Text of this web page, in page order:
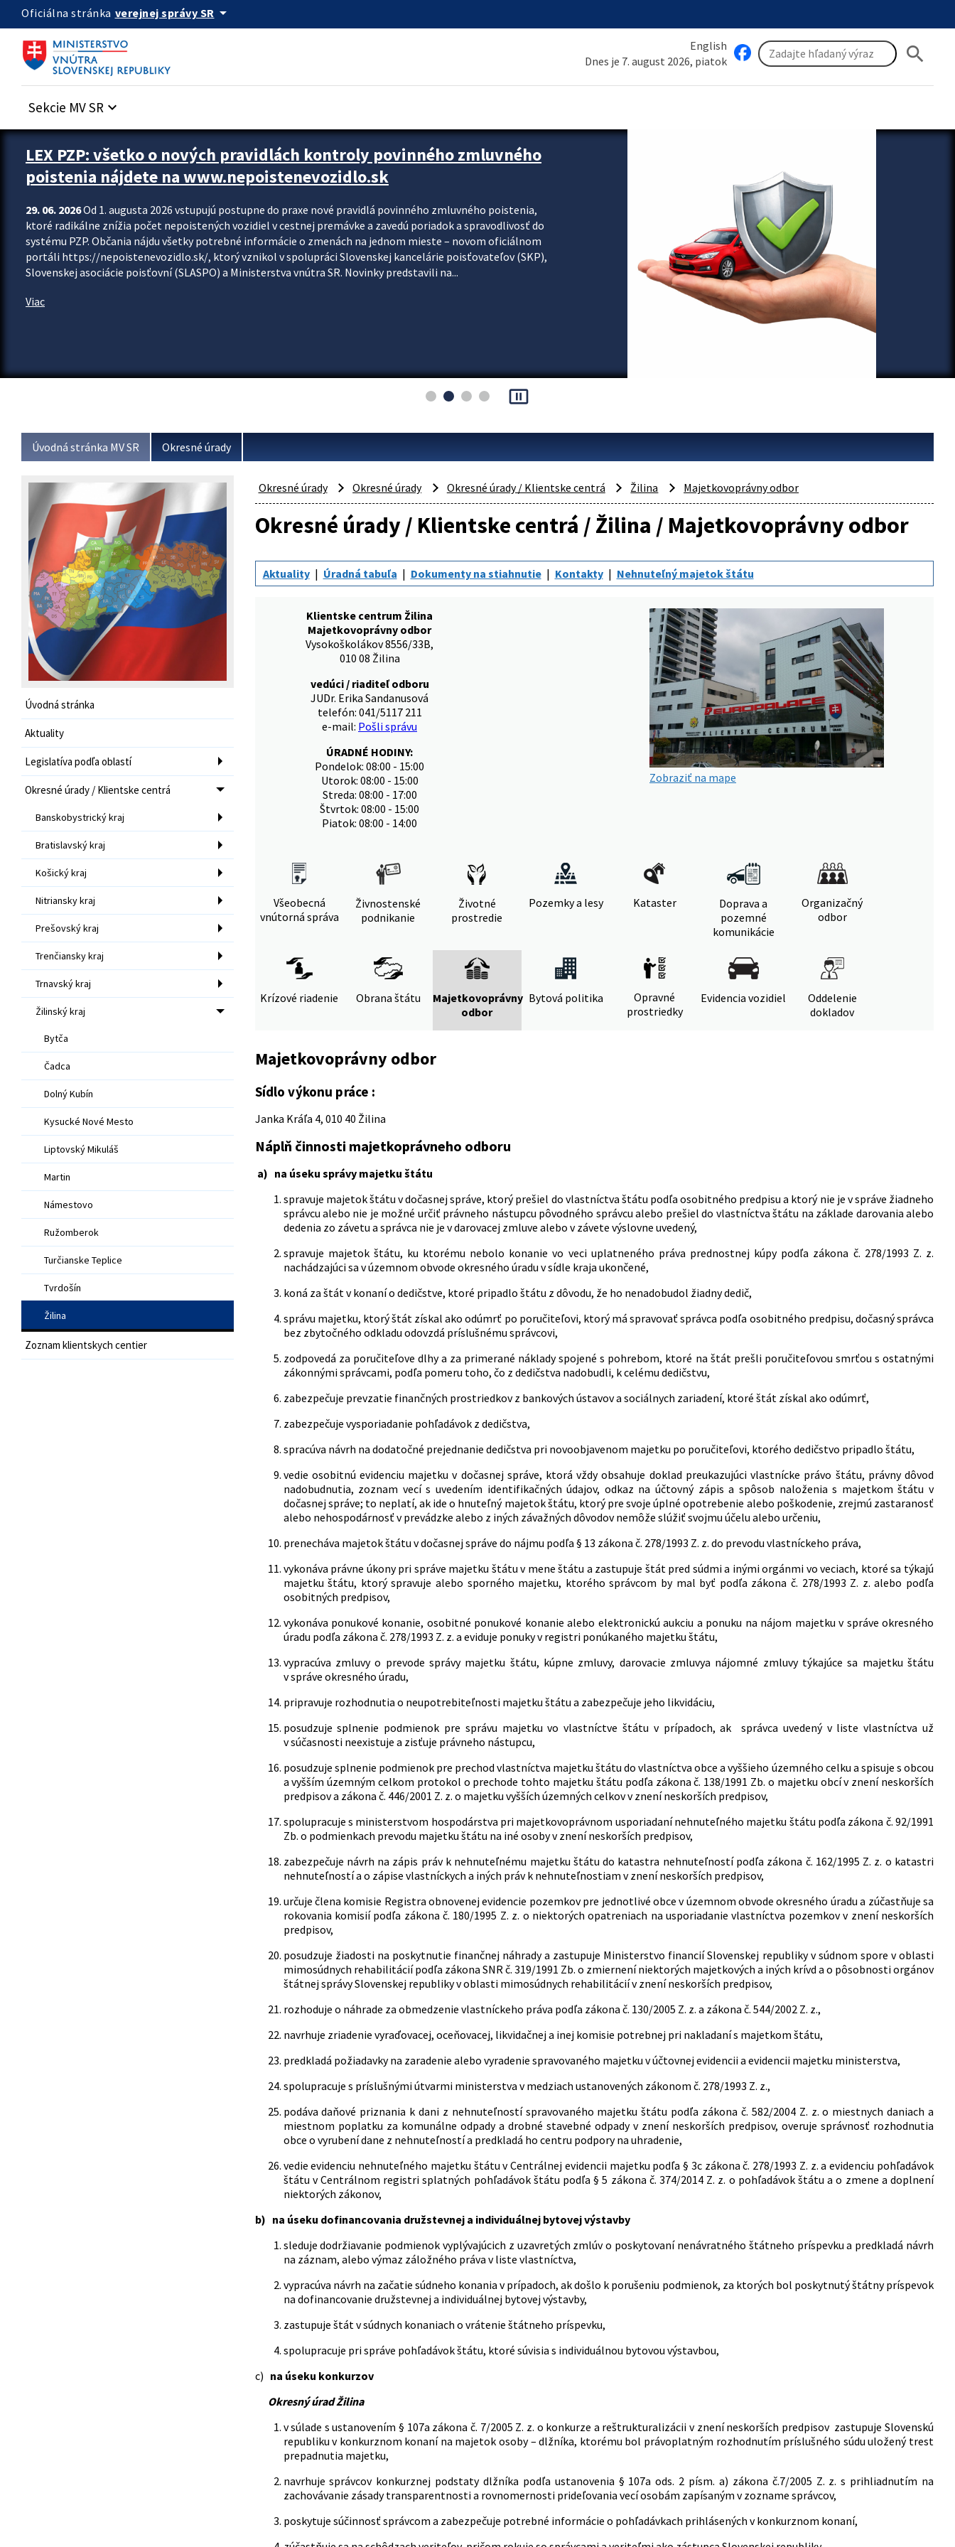
Preskocit na hlavný obsah
Oficiálna stránka verejnej správy SR arrow_drop_down
English
Dnes je 7. august 2026, piatok
search
Sekcie MV SR keyboard_arrow_down
Zastavit automatický posun upútavok
LEX PZP: všetko o nových pravidlách kontroly povinného zmluvného
poistenia nájdete na www.nepoistenevozidlo.sk
29. 06. 2026Od 1. augusta 2026 vstupujú postupne do praxe nové pravidlá povinného zmluvného poistenia,
ktoré radikálne znížia počet nepoistených vozidiel v cestnej premávke a zavedú poriadok a spravodlivosť do
systému PZP. Občania nájdu všetky potrebné informácie o zmenách na jednom mieste – novom oficiálnom
portáli https://nepoistenevozidlo.sk/, ktorý vznikol v spolupráci Slovenskej kancelárie poisťovateľov (SKP),
Slovenskej asociácie poisťovní (SLASPO) a Ministerstva vnútra SR. Novinky predstavili na...
Viac
pause_presentation
Úvodná stránka MV SR Okresné úrady
Úvodná stránka
Aktuality
Legislatíva podľa oblastí
Okresné úrady / Klientske centrá
Banskobystrický kraj
Bratislavský kraj
Košický kraj
Nitriansky kraj
Prešovský kraj
Trenčiansky kraj
Trnavský kraj
Žilinský kraj
Bytča
Čadca
Dolný Kubín
Kysucké Nové Mesto
Liptovský Mikuláš
Martin
Námestovo
Ružomberok
Turčianske Teplice
Tvrdošín
Žilina
Zoznam klientskych centier
Okresné úrady Okresné úrady Okresné úrady / Klientske centrá Žilina Majetkovoprávny odbor
Okresné úrady / Klientske centrá / Žilina / Majetkovoprávny odbor
Aktuality Úradná tabuľa Dokumenty na stiahnutie Kontakty Nehnuteľný majetok štátu
Klientske centrum Žilina
Majetkovoprávny odbor
Vysokoškolákov 8556/33B,
010 08 Žilina
vedúci / riaditeľ odboru
JUDr. Erika Sandanusová
telefón: 041/5117 211
e-mail: Pošli správu
ÚRADNÉ HODINY:
Pondelok: 08:00 - 15:00
Utorok: 08:00 - 15:00
Streda: 08:00 - 17:00
Štvrtok: 08:00 - 15:00
Piatok: 08:00 - 14:00
Zobraziť na mape
Všeobecná
vnútorná správa
Živnostenské
podnikanie
Životné
prostredie
Pozemky a lesy Kataster
Doprava a
pozemné
komunikácie
Organizačný
odbor
Krízové riadenie Obrana štátu
Majetkovoprávny
odbor
Bytová politika
Opravné
prostriedky
Evidencia vozidiel
Oddelenie
dokladov
Majetkovoprávny odbor
Sídlo výkonu práce :
Janka Kráľa 4, 010 40 Žilina
Náplň činnosti majetkoprávneho odboru
a) na úseku správy majetku štátu
spravuje majetok štátu v dočasnej správe, ktorý prešiel do vlastníctva štátu podľa osobitného predpisu a ktorý nie je v správe žiadneho
správcu alebo nie je možné určiť právneho nástupcu pôvodného správcu alebo prešiel do vlastníctva štátu na základe darovania alebo
dedenia zo závetu a správca nie je v darovacej zmluve alebo v závete výslovne uvedený,
spravuje majetok štátu, ku ktorému nebolo konanie vo veci uplatneného práva prednostnej kúpy podľa zákona č. 278/1993 Z. z.
nachádzajúci sa v územnom obvode okresného úradu v sídle kraja ukončené,
koná za štát v konaní o dedičstve, ktoré pripadlo štátu z dôvodu, že ho nenadobudol žiadny dedič,
správu majetku, ktorý štát získal ako odúmrť po poručiteľovi, ktorý má spravovať správca podľa osobitného predpisu, dočasný správca
bez zbytočného odkladu odovzdá príslušnému správcovi,
zodpovedá za poručiteľove dlhy a za primerané náklady spojené s pohrebom, ktoré na štát prešli poručiteľovou smrťou s ostatnými
zákonnými správcami, podľa pomeru toho, čo z dedičstva nadobudli, k celému dedičstvu,
zabezpečuje prevzatie finančných prostriedkov z bankových ústavov a sociálnych zariadení, ktoré štát získal ako odúmrť,
zabezpečuje vysporiadanie pohľadávok z dedičstva,
spracúva návrh na dodatočné prejednanie dedičstva pri novoobjavenom majetku po poručiteľovi, ktorého dedičstvo pripadlo štátu,
vedie osobitnú evidenciu majetku v dočasnej správe, ktorá vždy obsahuje doklad preukazujúci vlastnícke právo štátu, právny dôvod
nadobudnutia, zoznam vecí s uvedením identifikačných údajov, odkaz na účtovný zápis a spôsob naloženia s majetkom štátu v
dočasnej správe; to neplatí, ak ide o hnuteľný majetok štátu, ktorý pre svoje úplné opotrebenie alebo poškodenie, zrejmú zastaranosť
alebo nehospodárnosť v prevádzke alebo z iných závažných dôvodov nemôže slúžiť svojmu účelu alebo určeniu,
prenecháva majetok štátu v dočasnej správe do nájmu podľa § 13 zákona č. 278/1993 Z. z. do prevodu vlastníckeho práva,
vykonáva právne úkony pri správe majetku štátu v mene štátu a zastupuje štát pred súdmi a inými orgánmi vo veciach, ktoré sa týkajú
majetku štátu, ktorý spravuje alebo sporného majetku, ktorého správcom by mal byť podľa zákona č. 278/1993 Z. z. alebo podľa
osobitných predpisov,
vykonáva ponukové konanie, osobitné ponukové konanie alebo elektronickú aukciu a ponuku na nájom majetku v správe okresného
úradu podľa zákona č. 278/1993 Z. z. a eviduje ponuky v registri ponúkaného majetku štátu,
vypracúva zmluvy o prevode správy majetku štátu, kúpne zmluvy, darovacie zmluvya nájomné zmluvy týkajúce sa majetku štátu
v správe okresného úradu,
pripravuje rozhodnutia o neupotrebiteľnosti majetku štátu a zabezpečuje jeho likvidáciu,
posudzuje splnenie podmienok pre správu majetku vo vlastníctve štátu v prípadoch, ak správca uvedený v liste vlastníctva už
v súčasnosti neexistuje a zisťuje právneho nástupcu,
posudzuje splnenie podmienok pre prechod vlastníctva majetku štátu do vlastníctva obce a vyššieho územného celku a spisuje s obcou
a vyšším územným celkom protokol o prechode tohto majetku štátu podľa zákona č. 138/1991 Zb. o majetku obcí v znení neskorších
predpisov a zákona č. 446/2001 Z. z. o majetku vyšších územných celkov v znení neskorších predpisov,
spolupracuje s ministerstvom hospodárstva pri majetkovoprávnom usporiadaní nehnuteľného majetku štátu podľa zákona č. 92/1991
Zb. o podmienkach prevodu majetku štátu na iné osoby v znení neskorších predpisov,
zabezpečuje návrh na zápis práv k nehnuteľnému majetku štátu do katastra nehnuteľností podľa zákona č. 162/1995 Z. z. o katastri
nehnuteľností a o zápise vlastníckych a iných práv k nehnuteľnostiam v znení neskorších predpisov,
určuje člena komisie Registra obnovenej evidencie pozemkov pre jednotlivé obce v územnom obvode okresného úradu a zúčastňuje sa
rokovania komisií podľa zákona č. 180/1995 Z. z. o niektorých opatreniach na usporiadanie vlastníctva pozemkov v znení neskorších
predpisov,
posudzuje žiadosti na poskytnutie finančnej náhrady a zastupuje Ministerstvo financií Slovenskej republiky v súdnom spore v oblasti
mimosúdnych rehabilitácií podľa zákona SNR č. 319/1991 Zb. o zmiernení niektorých majetkových a iných krívd a o pôsobnosti orgánov
štátnej správy Slovenskej republiky v oblasti mimosúdnych rehabilitácií v znení neskorších predpisov,
rozhoduje o náhrade za obmedzenie vlastníckeho práva podľa zákona č. 130/2005 Z. z. a zákona č. 544/2002 Z. z.,
navrhuje zriadenie vyraďovacej, oceňovacej, likvidačnej a inej komisie potrebnej pri nakladaní s majetkom štátu,
predkladá požiadavky na zaradenie alebo vyradenie spravovaného majetku v účtovnej evidencii a evidencii majetku ministerstva,
spolupracuje s príslušnými útvarmi ministerstva v medziach ustanovených zákonom č. 278/1993 Z. z.,
podáva daňové priznania k dani z nehnuteľností spravovaného majetku štátu podľa zákona č. 582/2004 Z. z. o miestnych daniach a
miestnom poplatku za komunálne odpady a drobné stavebné odpady v znení neskorších predpisov, overuje správnosť rozhodnutia
obce o vyrubení dane z nehnuteľností a predkladá ho centru podpory na uhradenie,
vedie evidenciu nehnuteľného majetku štátu v Centrálnej evidencii majetku podľa § 3c zákona č. 278/1993 Z. z. a evidenciu pohľadávok
štátu v Centrálnom registri splatných pohľadávok štátu podľa § 5 zákona č. 374/2014 Z. z. o pohľadávok štátu a o zmene a doplnení
niektorých zákonov,
b) na úseku dofinancovania družstevnej a individuálnej bytovej výstavby
sleduje dodržiavanie podmienok vyplývajúcich z uzavretých zmlúv o poskytovaní nenávratného štátneho príspevku a predkladá návrh
na záznam, alebo výmaz záložného práva v liste vlastníctva,
vypracúva návrh na začatie súdneho konania v prípadoch, ak došlo k porušeniu podmienok, za ktorých bol poskytnutý štátny príspevok
na dofinancovanie družstevnej a individuálnej bytovej výstavby,
zastupuje štát v súdnych konaniach o vrátenie štátneho príspevku,
spolupracuje pri správe pohľadávok štátu, ktoré súvisia s individuálnou bytovou výstavbou,
c) na úseku konkurzov
Okresný úrad Žilina
v súlade s ustanovením § 107a zákona č. 7/2005 Z. z. o konkurze a reštrukturalizácii v znení neskorších predpisov zastupuje Slovenskú
republiku v konkurznom konaní na majetok osoby – dlžníka, ktorému bol právoplatným rozhodnutím príslušného súdu uložený trest
prepadnutia majetku,
navrhuje správcov konkurznej podstaty dlžníka podľa ustanovenia § 107a ods. 2 písm. a) zákona č.7/2005 Z. z. s prihliadnutím na
zachovávanie zásady transparentnosti a rovnomernosti prideľovania vecí osobám zapísaným v zozname správcov,
poskytuje súčinnosť správcom a zabezpečuje potrebné informácie o pohľadávkach prihlásených v konkurznom konaní,